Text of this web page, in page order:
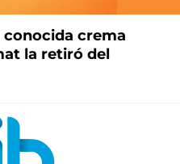
conocida crema
la retiró del